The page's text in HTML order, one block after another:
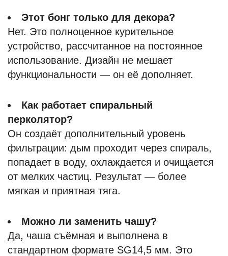
Этот бонг только для декора?
Нет. Это полноценное курительное
устройство, рассчитанное на постоянное
использование. Дизайн не мешает
функциональности — он её дополняет.
Как работает спиральный
перколятор?
Он создаёт дополнительный уровень
фильтрации: дым проходит через спираль,
попадает в воду, охлаждается и очищается
от мелких частиц. Результат — более
мягкая и приятная тяга.
Можно ли заменить чашу?
Да, чаша съёмная и выполнена в
стандартном формате SG14,5 мм. Это